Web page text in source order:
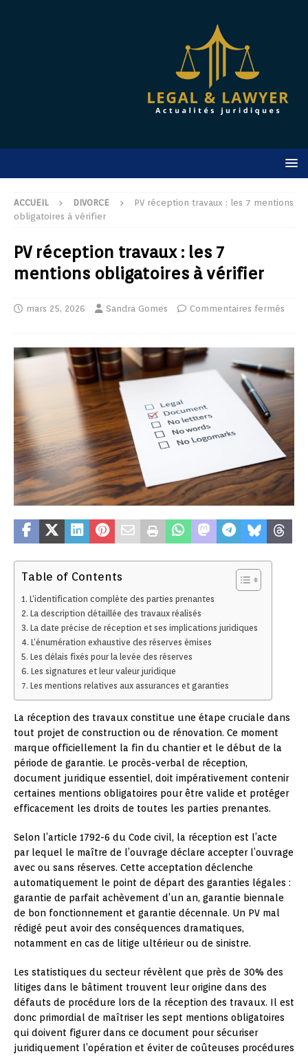
ACCUEIL DIVORCE
PV réception travaux : les 7 mentions
obligatoires à vérifier
PV réception travaux : les 7
mentions obligatoires à vérifier
mars 25, 2026 Sandra Gomes Commentaires fermés
Table of Contents
L’identification complète des parties prenantes
La description détaillée des travaux réalisés
La date précise de réception et ses implications juridiques
L’énumération exhaustive des réserves émises
Les délais fixés pour la levée des réserves
Les signatures et leur valeur juridique
Les mentions relatives aux assurances et garanties
La réception des travaux constitue une étape cruciale dans
tout projet de construction ou de rénovation. Ce moment
marque officiellement la fin du chantier et le début de la
période de garantie. Le procès-verbal de réception,
document juridique essentiel, doit impérativement contenir
certaines mentions obligatoires pour être valide et protéger
efficacement les droits de toutes les parties prenantes.
Selon l’article 1792-6 du Code civil, la réception est l’acte
par lequel le maître de l’ouvrage déclare accepter l’ouvrage
avec ou sans réserves. Cette acceptation déclenche
automatiquement le point de départ des garanties légales :
garantie de parfait achèvement d’un an, garantie biennale
de bon fonctionnement et garantie décennale. Un PV mal
rédigé peut avoir des conséquences dramatiques,
notamment en cas de litige ultérieur ou de sinistre.
Les statistiques du secteur révèlent que près de 30% des
litiges dans le bâtiment trouvent leur origine dans des
défauts de procédure lors de la réception des travaux. Il est
donc primordial de maîtriser les sept mentions obligatoires
qui doivent figurer dans ce document pour sécuriser
juridiquement l’opération et éviter de coûteuses procédures